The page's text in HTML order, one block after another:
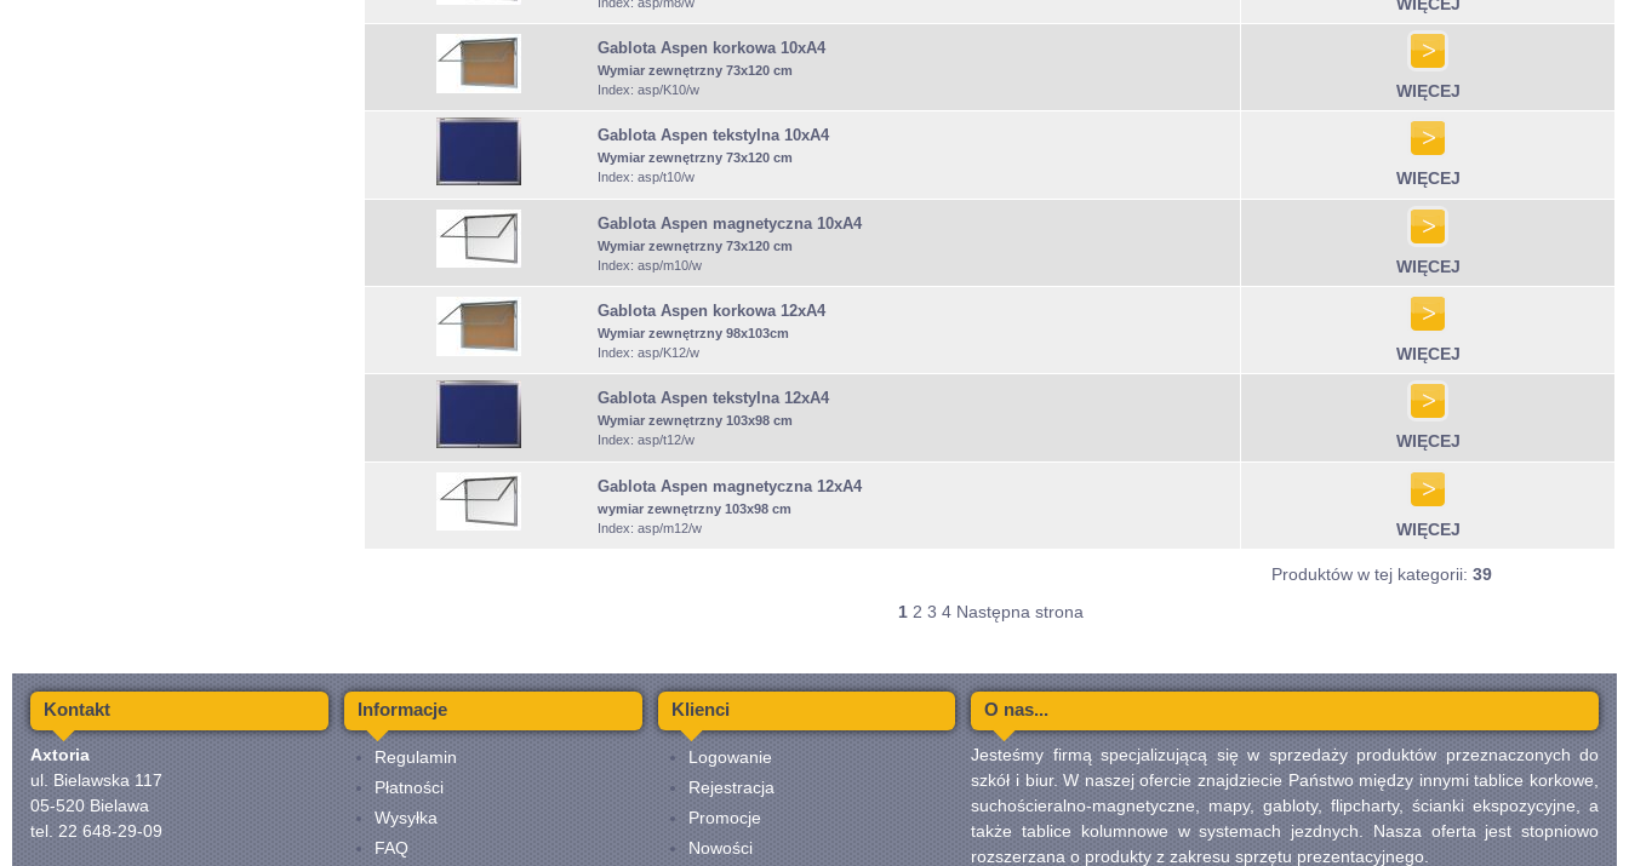
Gablota Aspen korkowa 10xA4
Wymiar zewnętrzny 73x120 cm
Index: asp/K10/w
WIĘCEJ
Gablota Aspen tekstylna 10xA4
Wymiar zewnętrzny 73x120 cm
Index: asp/t10/w
WIĘCEJ
Gablota Aspen magnetyczna 10xA4
Wymiar zewnętrzny 73x120 cm
Index: asp/m10/w
WIĘCEJ
Gablota Aspen korkowa 12xA4
Wymiar zewnętrzny98x103cm
Index: asp/K12/w
WIĘCEJ
Gablota Aspen tekstylna 12xA4
Wymiar zewnętrzny 103x98 cm
Index: asp/t12/w
WIĘCEJ
Gablota Aspen magnetyczna 12xA4
wymiar zewnętrzny 103x98 cm
Index: asp/m12/w
WIĘCEJ
Produktów w tej kategorii: 39
1 2 3 4 Następna strona
Kontakt
Axtoria
ul. Bielawska 117
05-520 Bielawa
tel. 22 648-29-09
Informacje
Regulamin
Płatności
Wysyłka
FAQ
Klienci
Logowanie
Rejestracja
Promocje
Nowości
O nas...
Jesteśmy firmą specjalizującą się w sprzedaży produktów przeznaczonych do
szkół i biur. W naszej ofercie znajdziecie Państwo między innymi tablice korkowe,
suchościeralno-magnetyczne, mapy, gabloty, flipcharty, ścianki ekspozycyjne, a
także tablice kolumnowe w systemach jezdnych. Nasza oferta jest stopniowo
rozszerzana o produkty z zakresu sprzętu prezentacyjnego.